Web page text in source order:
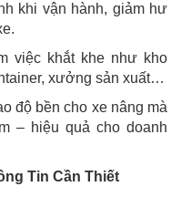
khi vận hành, giảm hư
việc khắt khe như kho
xưởng sản xuất…
độ bền cho xe nâng mà
– hiệu quả cho doanh
Tin Cần Thiết